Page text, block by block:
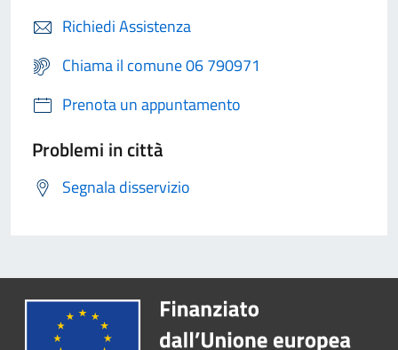
Richiedi Assistenza
Chiama il comune 06 790971
Prenota un appuntamento
Problemi in città
Segnala disservizio